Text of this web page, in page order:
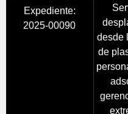
Expediente:
2025-00090
desde
de